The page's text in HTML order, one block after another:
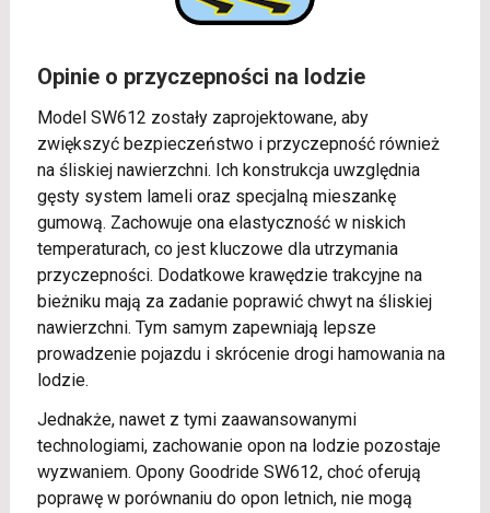
Opinie o przyczepności na lodzie
Model SW612 zostały zaprojektowane, aby
zwiększyć bezpieczeństwo i przyczepność również
na śliskiej nawierzchni. Ich konstrukcja uwzględnia
gęsty system lameli oraz specjalną mieszankę
gumową. Zachowuje ona elastyczność w niskich
temperaturach, co jest kluczowe dla utrzymania
przyczepności. Dodatkowe krawędzie trakcyjne na
bieżniku mają za zadanie poprawić chwyt na śliskiej
nawierzchni. Tym samym zapewniają lepsze
prowadzenie pojazdu i skrócenie drogi hamowania na
lodzie.
Jednakże, nawet z tymi zaawansowanymi
technologiami, zachowanie opon na lodzie pozostaje
wyzwaniem. Opony Goodride SW612, choć oferują
poprawę w porównaniu do opon letnich, nie mogą